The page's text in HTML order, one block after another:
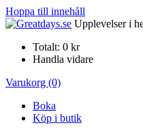
Hoppa till innehåll
Upplevelser i
Totalt: 0 kr
Handla vidare
Varukorg (0)
Boka
Köp i butik